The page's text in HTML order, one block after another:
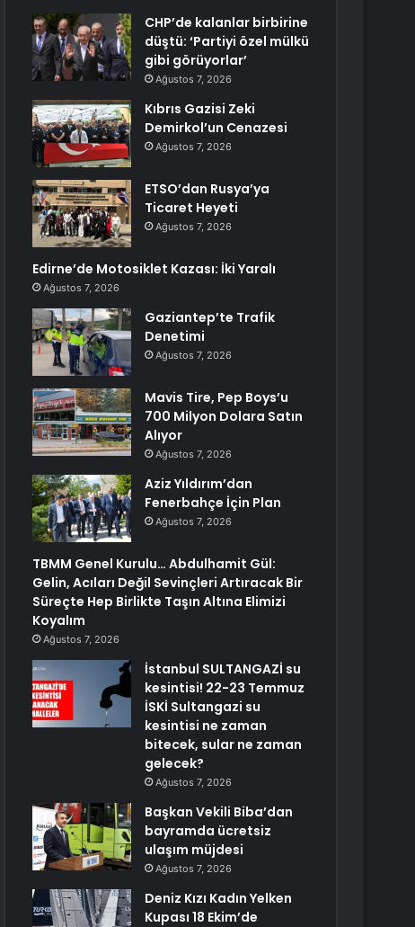
CHP’de kalanlar birbirine
düştü: ‘Partiyi özel mülkü
gibi görüyorlar’
Ağustos 7, 2026
Kıbrıs Gazisi Zeki
Demirkol’un Cenazesi
Ağustos 7, 2026
ETSO’dan Rusya’ya
Ticaret Heyeti
Ağustos 7, 2026
Edirne’de Motosiklet Kazası: İki Yaralı
Ağustos 7, 2026
Gaziantep’te Trafik
Denetimi
Ağustos 7, 2026
Mavis Tire, Pep Boys’u
700 Milyon Dolara Satın
Alıyor
Ağustos 7, 2026
Aziz Yıldırım’dan
Fenerbahçe İçin Plan
Ağustos 7, 2026
TBMM Genel Kurulu… Abdulhamit Gül:
Gelin, Acıları Değil Sevinçleri Artıracak Bir
Süreçte Hep Birlikte Taşın Altına Elimizi
Koyalım
Ağustos 7, 2026
İstanbul SULTANGAZİ su
kesintisi! 22-23 Temmuz
İSKİ Sultangazi su
kesintisi ne zaman
bitecek, sular ne zaman
gelecek?
Ağustos 7, 2026
Başkan Vekili Biba’dan
bayramda ücretsiz
ulaşım müjdesi
Ağustos 7, 2026
Deniz Kızı Kadın Yelken
Kupası 18 Ekim’de